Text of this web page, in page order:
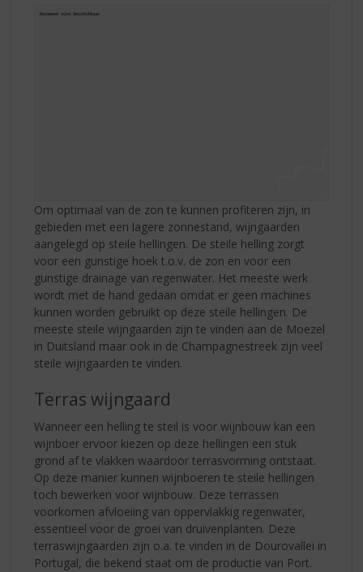
Om optimaal van de zon te kunnen profiteren zijn, in
gebieden met een lagere zonnestand, wijngaarden
aangelegd op steile hellingen. De steile helling zorgt
voor een gunstige hoek t.o.v. de zon en voor een
gunstige drainage van regenwater. Het meeste werk
wordt met de hand gedaan omdat er geen machines
kunnen worden gebruikt op deze steile hellingen. De
meeste steile wijngaarden zijn te vinden aan de Moezel
in Duitsland maar ook in de Champagnestreek zijn veel
steile wijngaarden te vinden.
Terras wijngaard
Wanneer een helling te steil is voor wijnbouw kan een
wijnboer ervoor kiezen op deze hellingen een stuk
grond af te vlakken waardoor terrasvorming ontstaat.
Op deze manier kunnen wijnboeren te steile hellingen
toch bewerken voor wijnbouw. Deze terrassen
voorkomen afvloeiing van oppervlakkig regenwater,
essentieel voor de groei van druivenplanten. Deze
terraswijngaarden zijn o.a. te vinden in de Dourovallei in
Portugal, die bekend staat om de productie van Port.